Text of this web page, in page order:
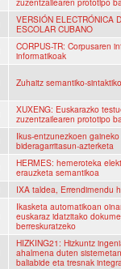
VERSIÓN ELECTRÓNICA
ESCOLAR CUBANO
CORPUS-TR: Corpusaren
informatikoak
Zuhaitz semantiko-
XUXENG: Euskarazko
zuzentzailearen prototipo
Ikus-entzunezkoen
bideragarritasun-azterketa
HERMES: hemeroteka
erauzketa semantikoa
IXA taldea, Errendimendu
Ikasketa automatikoan
euskaraz idatzitako
berreskuratzeko
HIZKING21: Hizkuntz
ahalmena duten
baliabide eta tresnak